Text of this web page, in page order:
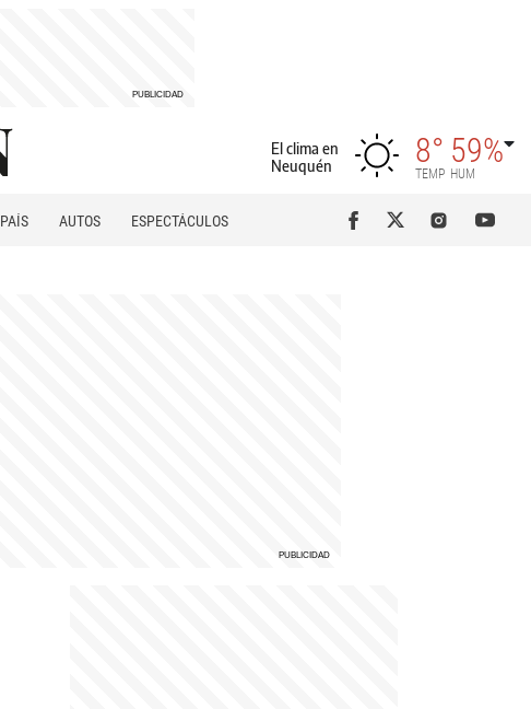
El clima en
Neuquén
8°
TEMP
59%
HUM
PAÍS AUTOS
ESPECTÁCULOS